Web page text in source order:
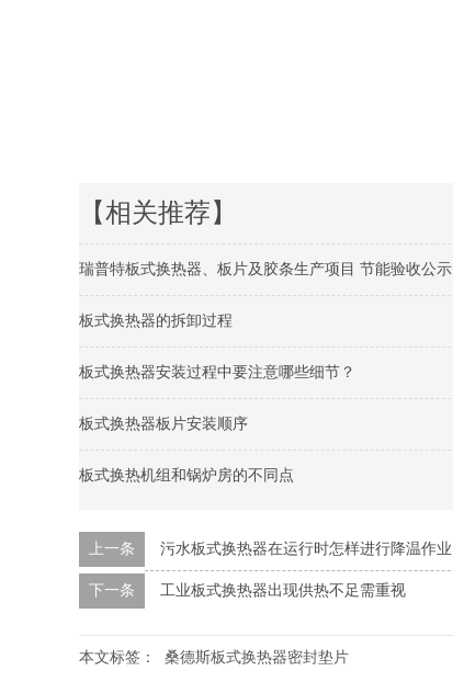
【相关推荐】
瑞普特板式换热器、板片及胶条生产项目 节能验收公示
板式换热器的拆卸过程
板式换热器安装过程中要注意哪些细节？
板式换热器板片安装顺序
板式换热机组和锅炉房的不同点
上一条 污水板式换热器在运行时怎样进行降温作业
下一条 工业板式换热器出现供热不足需重视
本文标签： 桑德斯板式换热器密封垫片